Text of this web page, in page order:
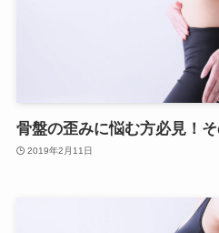
骨盤の歪みに悩む方必見！
2019年2月11日